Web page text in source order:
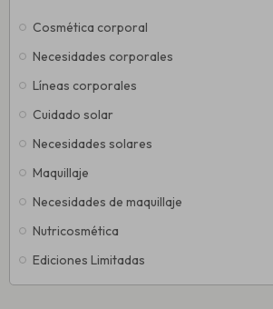
Cosmética corporal
Necesidades corporales
Líneas corporales
Cuidado solar
Necesidades solares
Maquillaje
Necesidades de maquillaje
Nutricosmética
Ediciones Limitadas